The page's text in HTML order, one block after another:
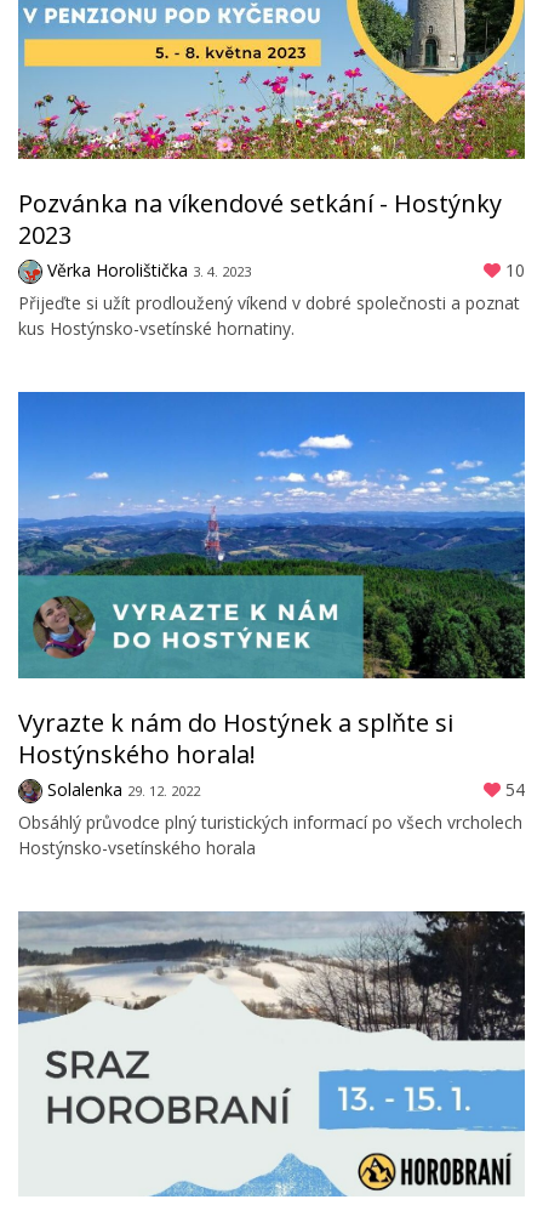
Pozvánka na víkendové setkání - Hostýnky
2023
Věrka Horolištička 3. 4. 2023
10
Přijeďte si užít prodloužený víkend v dobré společnosti a poznat
kus Hostýnsko-vsetínské hornatiny.
Vyrazte k nám do Hostýnek a splňte si
Hostýnského horala!
Solalenka 29. 12. 2022
54
Obsáhlý průvodce plný turistických informací po všech vrcholech
Hostýnsko-vsetínského horala